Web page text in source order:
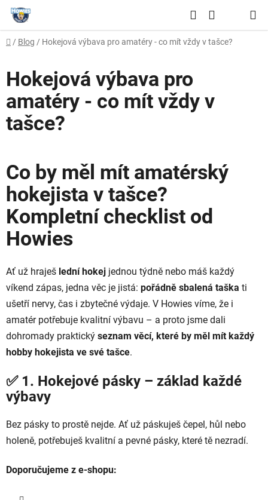
Přejít
obsah
Hledat
KOŠÍK
Domů
/ Blog / Hokejová výbava pro amatéry - co mít vždy v tašce?
Hokejová výbava pro
amatéry - co mít vždy v
tašce?
Co by měl mít amatérský
hokejista v tašce?
Kompletní checklist od
Howies
Ať už hraješ lední hokej jednou týdně nebo máš každý
víkend zápas, jedna věc je jistá: pořádně sbalená taška ti
ušetří nervy, čas i zbytečné výdaje. V Howies víme, že i
amatér potřebuje kvalitní výbavu – a proto jsme dali
dohromady praktický seznam věcí, které by měl mít každý
hobby hokejista ve své tašce.
✅ 1. Hokejové pásky – základ každé
výbavy
Bez pásky to prostě nejde. Ať už páskuješ čepel, hůl nebo
holeně, potřebuješ kvalitní a pevné pásky, které tě nezradí.
Doporučujeme z e-shopu: